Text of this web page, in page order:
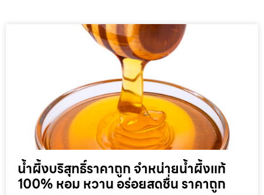
น้ำผึ้งบริสุทธิ์ราคาถูก จำหน่ายน้ำผึ้งแท้
100% หอม หวาน อร่อยสดชื่น ราคาถูก